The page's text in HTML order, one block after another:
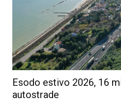
Esodo estivo 2026, 16
autostrade